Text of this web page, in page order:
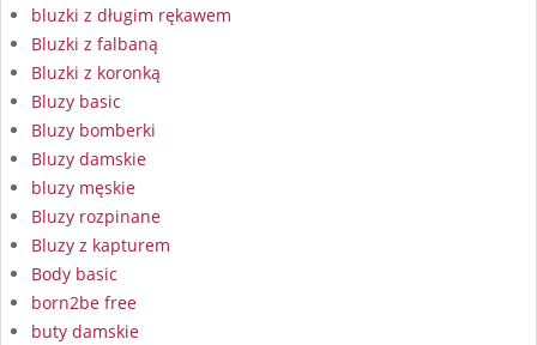
bluzki z długim rękawem
Bluzki z falbaną
Bluzki z koronką
Bluzy basic
Bluzy bomberki
Bluzy damskie
bluzy męskie
Bluzy rozpinane
Bluzy z kapturem
Body basic
born2be free
buty damskie